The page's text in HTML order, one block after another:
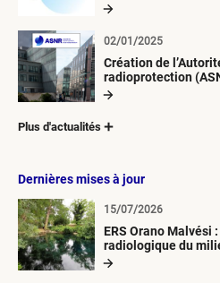
Création de
radioprotection
02/01/2025
Plus d'actualités
Dernières mises à jour
ERS Orano Malvési
radiologique du
15/07/2026